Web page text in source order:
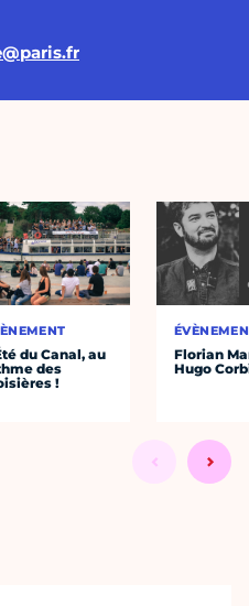
du Canal, au
des
!
Florian
Hugo